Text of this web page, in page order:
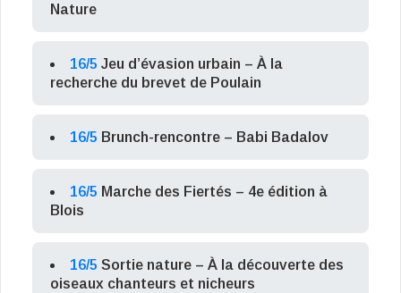
Nature
16/5 Jeu d’évasion urbain – À la
recherche du brevet de Poulain
16/5 Brunch-rencontre – Babi Badalov
16/5 Marche des Fiertés – 4e édition à
Blois
16/5 Sortie nature – À la découverte des
oiseaux chanteurs et nicheurs